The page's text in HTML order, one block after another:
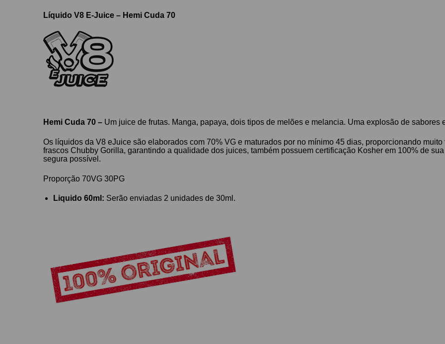
Líquido V8 E-Juice – Hemi Cuda 70​
Hemi Cuda 70​ – Um juice de frutas. Manga, papaya, dois tipos de melões e melancia. Uma explosão de sabores
Os líquidos da V8 eJuice são elaborados com 70% VG e maturados por no mínimo 45 dias, proporcionando
frascos Chubby Gorilla, garantindo a qualidade dos juices, também possuem certificação Kosher em 100% de
segura possível.
Proporção 70VG 30PG
Liquido 60ml: Serão enviadas 2 unidades de 30ml.